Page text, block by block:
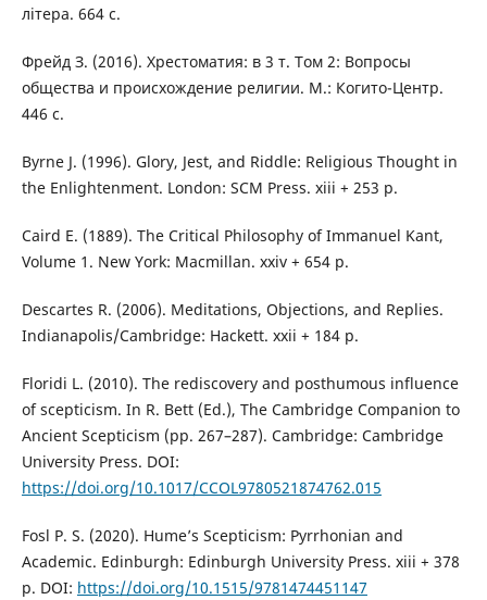
літера. 664 с.
Фрейд З. (2016). Хрестоматия: в 3 т. Том 2: Вопросы
общества и происхождение религии. М.: Когито-Центр.
446 с.
Byrne J. (1996). Glory, Jest, and Riddle: Religious Thought in
the Enlightenment. London: SCM Press. xiii + 253 p.
Caird E. (1889). The Critical Philosophy of Immanuel Kant,
Volume 1. New York: Macmillan. xxiv + 654 p.
Descartes R. (2006). Meditations, Objections, and Replies.
Indianapolis/Cambridge: Hackett. xxii + 184 p.
Floridi L. (2010). The rediscovery and posthumous influence
of scepticism. In R. Bett (Ed.), The Cambridge Companion to
Ancient Scepticism (pp. 267–287). Cambridge: Cambridge
University Press. DOI:
https://doi.org/10.1017/CCOL9780521874762.015
Fosl P. S. (2020). Hume’s Scepticism: Pyrrhonian and
Academic. Edinburgh: Edinburgh University Press. xiii + 378
p. DOI: https://doi.org/10.1515/9781474451147